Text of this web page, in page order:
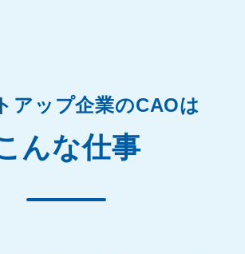
アップ企業のCAOは
んな仕事